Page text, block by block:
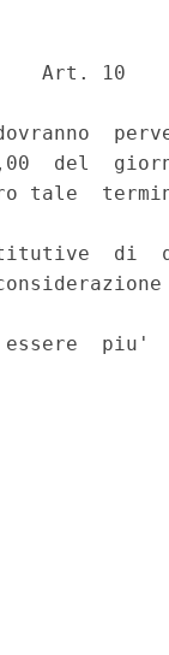
Art. 10
del
tale
di
piu'